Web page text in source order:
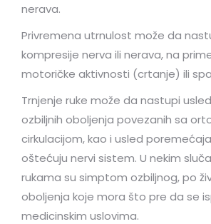
nerava.
Privremena utrnulost može da
kompresije nerva ili nerava, na
motoričke aktivnosti (crtanje) ili
Trnjenje ruke može da nastupi
ozbiljnih oboljenja povezanih sa
cirkulacijom, kao i usled
oštećuju nervi sistem. U nekim
rukama su simptom ozbiljnog, po
oboljenja koje mora što pre da se
medicinskim uslovima.